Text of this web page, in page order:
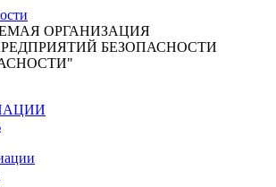
ОРГАНИЗАЦИЯ
БЕЗОПАСНОСТИ